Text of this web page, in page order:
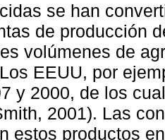
se han
de producción
volúmenes de
EEUU, por
y 2000, de los
2001). Las
estos productos